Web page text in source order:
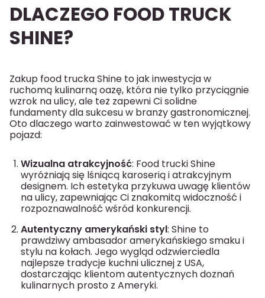
DLACZEGO FOOD TRUCK
SHINE?
Zakup food trucka Shine to jak inwestycja w
ruchomą kulinarną oazę, która nie tylko przyciągnie
wzrok na ulicy, ale też zapewni Ci solidne
fundamenty dla sukcesu w branży gastronomicznej.
Oto dlaczego warto zainwestować w ten wyjątkowy
pojazd:
Wizualna atrakcyjność: Food trucki Shine
wyróżniają się lśniącą karoserią i atrakcyjnym
designem. Ich estetyka przykuwa uwagę klientów
na ulicy, zapewniając Ci znakomitą widoczność i
rozpoznawalność wśród konkurencji.
Autentyczny amerykański styl: Shine to
prawdziwy ambasador amerykańskiego smaku i
stylu na kołach. Jego wygląd odzwierciedla
najlepsze tradycje kuchni ulicznej z USA,
dostarczając klientom autentycznych doznań
kulinarnych prosto z Ameryki.